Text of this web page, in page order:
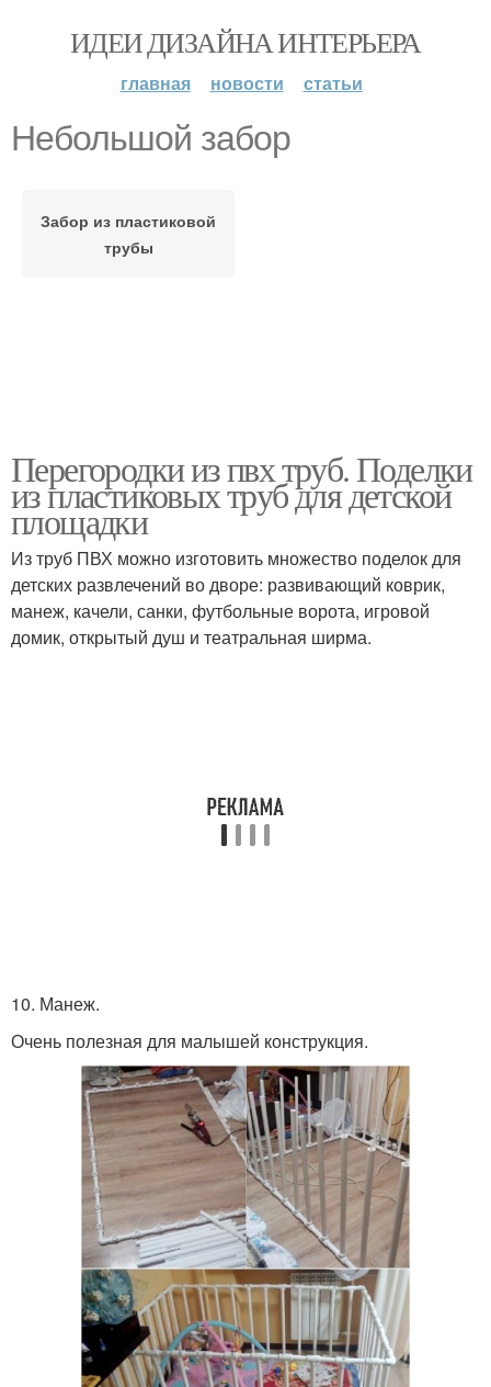
ИДЕИ ДИЗАЙНА ИНТЕРЬЕРА
главная новости статьи
Небольшой забор
Забор из пластиковой
трубы
Перегородки из пвх труб. Поделки
из пластиковых труб для детской
площадки
Из труб ПВХ можно изготовить множество поделок для
детских развлечений во дворе: развивающий коврик,
манеж, качели, санки, футбольные ворота, игровой
домик, открытый душ и театральная ширма.
10. Манеж.
Очень полезная для малышей конструкция.